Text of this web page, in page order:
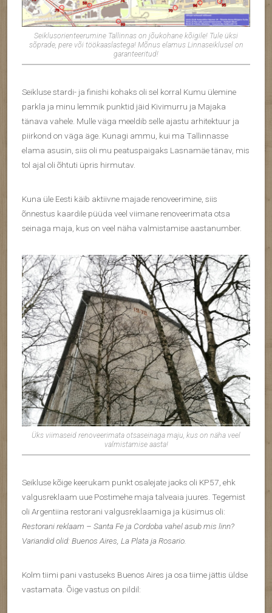
Seiklusorienteerumine Tallinnas on jõukohane kõigile! Tule üksi
sõprade, pere või töökaaslastega! Mõnus elamus Linnaseiklusel on
garanteeritud!
Seikluse stardi- ja finishi kohaks oli sel korral Kumu ülemine
parkla ja minu lemmik punktid jäid Kivimurru ja Majaka
tänava vahele. Mulle väga meeldib selle ajastu arhitektuur ja
piirkond on väga äge. Kunagi ammu, kui ma Tallinnasse
elama asusin, siis oli mu peatuspaigaks Lasnamäe tänav, mis
tol ajal oli õhtuti üpris hirmutav.
Kuna üle Eesti käib aktiivne majade renoveerimine, siis
õnnestus kaardile püüda veel viimane renoveerimata otsa
seinaga maja, kus on veel näha valmistamise aastanumber.
Üks viimaseid renoveerimata otsaseinaga maju, kus on näha veel
valmistamise aasta!
Seikluse kõige keerukam punkt osalejate jaoks oli KP57, ehk
valgusreklaam uue Postimehe maja talveaia juures. Tegemist
oli Argentiina restorani valgusreklaamiga ja küsimus oli:
Restorani reklaam – Santa Fe ja Cordoba vahel asub mis linn?
Variandid olid: Buenos Aires, La Plata ja Rosario.
Kolm tiimi pani vastuseks Buenos Aires ja osa tiime jättis üldse
vastamata. Õige vastus on pildil: